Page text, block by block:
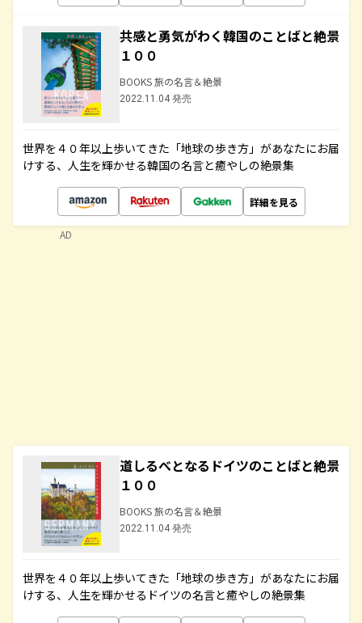
共感と勇気がわく韓国のことばと絶景
１００
BOOKS 旅の名言＆絶景
2022.11.04 発売
世界を４０年以上歩いてきた「地球の歩き方」があなたにお届
けする、人生を輝かせる韓国の名言と癒やしの絶景集
詳細を見る
道しるべとなるドイツのことばと絶景
１００
BOOKS 旅の名言＆絶景
2022.11.04 発売
世界を４０年以上歩いてきた「地球の歩き方」があなたにお届
けする、人生を輝かせるドイツの名言と癒やしの絶景集
AD